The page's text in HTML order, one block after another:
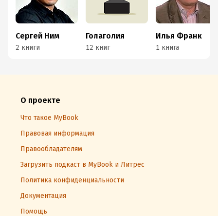
Сергей Ним
2 книги
Голаголия
12 книг
Илья Франк
1 книга
О проекте
Что такое MyBook
Правовая информация
Правообладателям
Загрузить подкаст в MyBook и Литрес
Политика конфиденциальности
Документация
Помощь